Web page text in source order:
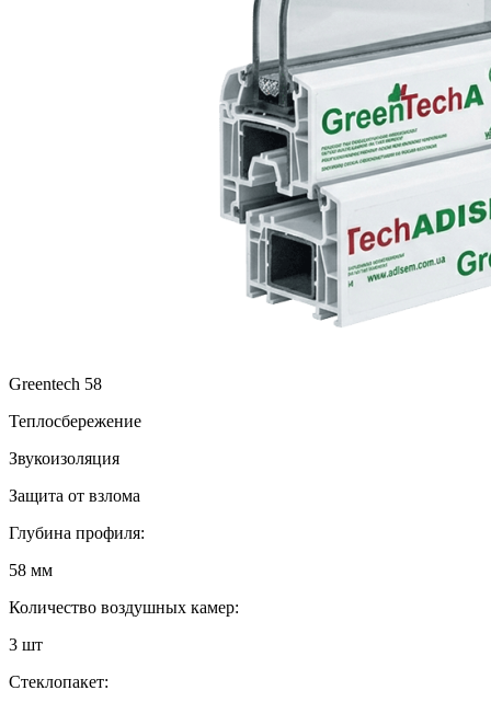
Greentech 58
Теплосбережение
Звукоизоляция
Защита от взлома
Глубина профиля:
58 мм
Количество воздушных камер:
3 шт
Стеклопакет: